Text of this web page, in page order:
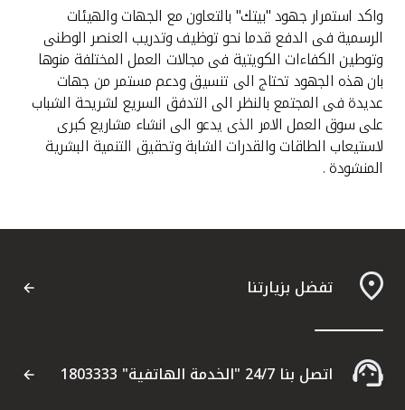
واكد استمرار جهود "بيتك" بالتعاون مع الجهات والهيئات
الرسمية فى الدفع قدما نحو توظيف وتدريب العنصر الوطنى
وتوطين الكفاءات الكويتية فى مجالات العمل المختلفة منوها
بان هذه الجهود تحتاج الى تنسيق ودعم مستمر من جهات
عديدة فى المجتمع بالنظر الى التدفق السريع لشريحة الشباب
على سوق العمل الامر الذى يدعو الى انشاء مشاريع كبرى
لاستيعاب الطاقات والقدرات الشابة وتحقيق التنمية البشرية
المنشودة .
تفضل بزيارتنا
اتصل بنا 24/7 "الخدمة الهاتفية" 1803333